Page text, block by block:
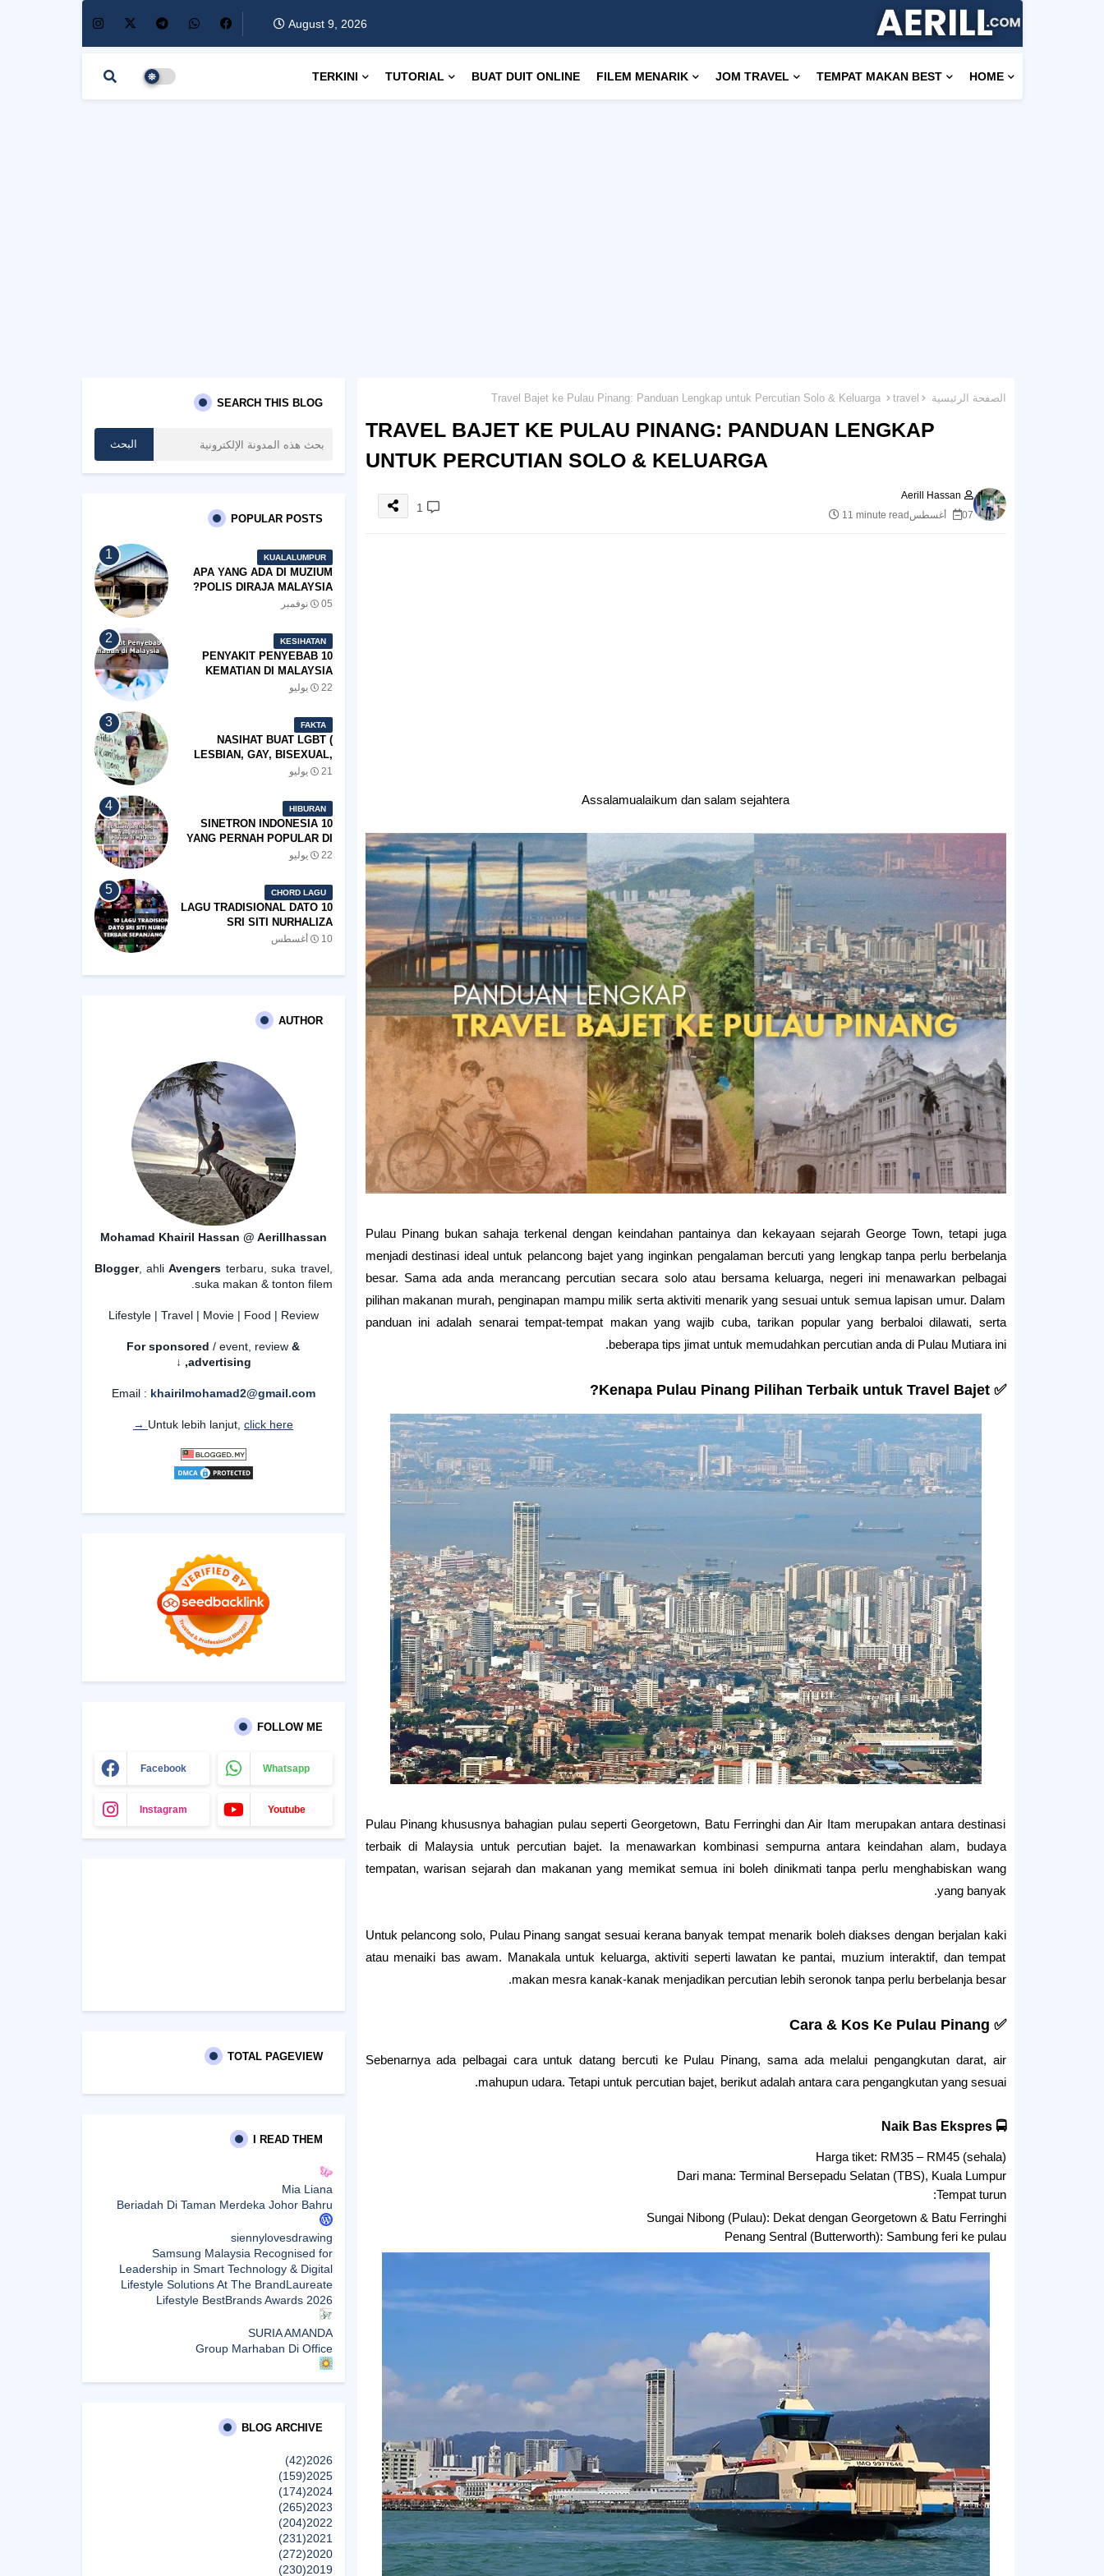
August 9, 2026
HOME
TEMPAT MAKAN BEST
JOM TRAVEL
FILEM MENARIK
BUAT DUIT ONLINE
TUTORIAL
TERKINI
الصفحة الرئيسية travel
Travel Bajet ke Pulau Pinang: Panduan Lengkap untuk Percutian Solo & Keluarga
TRAVEL BAJET KE PULAU PINANG: PANDUAN LENGKAP
UNTUK PERCUTIAN SOLO & KELUARGA
Aerill Hassan
07 أغسطس
11 minute read
1
Assalamualaikum dan salam sejahtera
Pulau Pinang bukan sahaja terkenal dengan keindahan pantainya dan kekayaan sejarah George Town, tetapi juga
menjadi destinasi ideal untuk pelancong bajet yang inginkan pengalaman bercuti yang lengkap tanpa perlu berbelanja
besar. Sama ada anda merancang percutian secara solo atau bersama keluarga, negeri ini menawarkan pelbagai
pilihan makanan murah, penginapan mampu milik serta aktiviti menarik yang sesuai untuk semua lapisan umur. Dalam
panduan ini adalah senarai tempat-tempat makan yang wajib cuba, tarikan popular yang berbaloi dilawati, serta
beberapa tips jimat untuk memudahkan percutian anda di Pulau Mutiara ini.
✅ Kenapa Pulau Pinang Pilihan Terbaik untuk Travel Bajet?
Pulau Pinang khususnya bahagian pulau seperti Georgetown, Batu Ferringhi dan Air Itam merupakan antara destinasi
terbaik di Malaysia untuk percutian bajet. Ia menawarkan kombinasi sempurna antara keindahan alam, budaya
tempatan, warisan sejarah dan makanan yang memikat semua ini boleh dinikmati tanpa perlu menghabiskan wang
yang banyak.
Untuk pelancong solo, Pulau Pinang sangat sesuai kerana banyak tempat menarik boleh diakses dengan berjalan kaki
atau menaiki bas awam. Manakala untuk keluarga, aktiviti seperti lawatan ke pantai, muzium interaktif, dan tempat
makan mesra kanak-kanak menjadikan percutian lebih seronok tanpa perlu berbelanja besar.
✅ Cara & Kos Ke Pulau Pinang
Sebenarnya ada pelbagai cara untuk datang bercuti ke Pulau Pinang, sama ada melalui pengangkutan darat, air
mahupun udara. Tetapi untuk percutian bajet, berikut adalah antara cara pengangkutan yang sesuai.
🚍 Naik Bas Ekspres
Harga tiket: RM35 – RM45 (sehala)
Dari mana: Terminal Bersepadu Selatan (TBS), Kuala Lumpur
Tempat turun:
Sungai Nibong (Pulau): Dekat dengan Georgetown & Batu Ferringhi
Penang Sentral (Butterworth): Sambung feri ke pulau
SEARCH THIS BLOG
POPULAR POSTS
KUALALUMPUR
APA YANG ADA DI MUZIUM
POLIS DIRAJA MALAYSIA?
05 نوفمبر
KESIHATAN
10 PENYAKIT PENYEBAB
KEMATIAN DI MALAYSIA
22 يوليو
FAKTA
NASIHAT BUAT LGBT (
LESBIAN, GAY, BISEXUAL,
TRANSGENDER)
21 يوليو
HIBURAN
10 SINETRON INDONESIA
YANG PERNAH POPULAR DI
MALAYSIA
22 يوليو
CHORD LAGU
10 LAGU TRADISIONAL DATO
SRI SITI NURHALIZA
TERBAIK SEPANJANG
10 أغسطس
AUTHOR
Mohamad Khairil Hassan @ Aerillhassan
Blogger, ahliAvengers terbaru, suka travel,
suka makan & tonton filem.
Lifestyle | Travel | Movie | Food | Review
For sponsored / event, review &
advertising,
↓
Email : khairilmohamad2@gmail.com
Untuk lebih lanjut, click here →
FOLLOW ME
Facebook Whatsapp
Instagram Youtube
TOTAL PAGEVIEW
I READ THEM
Mia Liana
Beriadah Di Taman Merdeka Johor Bahru
siennylovesdrawing
Samsung Malaysia Recognised for
Leadership in Smart Technology & Digital
Lifestyle Solutions At The BrandLaureate
Lifestyle BestBrands Awards 2026
SURIA AMANDA
Group Marhaban Di Office
Sunshine Kelly | Beauty . Fashion . Lifestyle .
Leadership in Smart Technology and Digital
Lifestyle BestBrands Awards 2026
CikLilyPutih The Lifestyle Blogger
What to Read After Watching The Odyssey:
Kobo’s Reading Guide for Myth-Lovers,
Movie Fans, and Epic Adventure Seekers
إظهار الكل
BLOG ARCHIVE
2026
(42)
2025
(159)
2024
(174)
2023
(265)
2022
(204)
2021
(231)
2020
(272)
2019
(230)